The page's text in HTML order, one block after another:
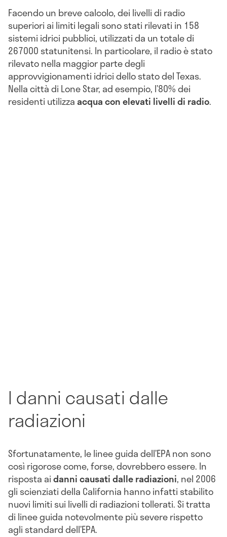
Facendo un breve calcolo, dei livelli di radio
superiori ai limiti legali sono stati rilevati in 158
sistemi idrici pubblici, utilizzati da un totale di
267000 statunitensi. In particolare, il radio è stato
rilevato nella maggior parte degli
approvvigionamenti idrici dello stato del Texas.
Nella città di Lone Star, ad esempio, l’80% dei
residenti utilizzaacqua con elevati livelli di radio.
I danni causati dalle
radiazioni
Sfortunatamente, le linee guida dell’EPA non sono
così rigorose come, forse, dovrebbero essere. In
risposta aidanni causati dalle radiazioni, nel 2006
gli scienziati della California hanno infatti stabilito
nuovi limiti sui livelli di radiazioni tollerati. Si tratta
di linee guida notevolmente più severe rispetto
agli standard dell’EPA.